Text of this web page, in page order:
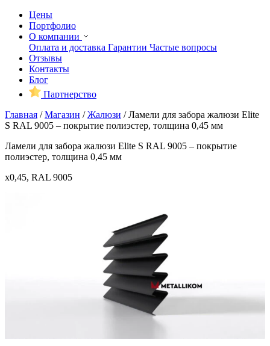
Цены
Портфолио
О компании
Оплата и доставка Гарантии Частые вопросы
Отзывы
Контакты
Блог
Партнерство
Главная /Магазин /Жалюзи /Ламели для забора жалюзи Elite
S RAL 9005 – покрытие полиэстер, толщина 0,45 мм
Ламели для забора жалюзи Elite S RAL 9005 – покрытие
полиэстер, толщина 0,45 мм
x0,45, RAL 9005